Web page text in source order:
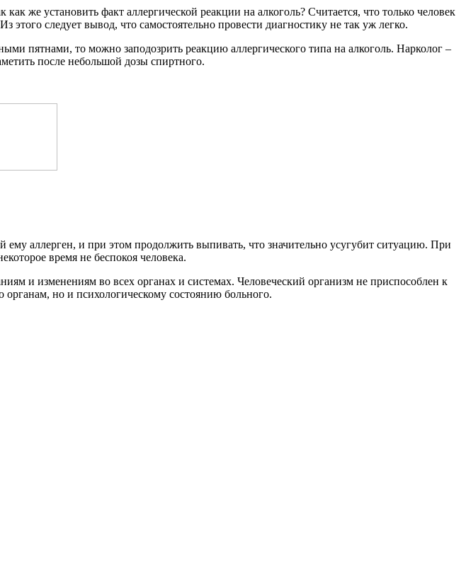
же установить факт аллергической реакции на алкоголь? Считается, что только человек
следует вывод, что самостоятельно провести диагностику не так уж легко.
пятнами, то можно заподозрить реакцию аллергического типа на алкоголь. Нарколог –
после небольшой дозы спиртного.
аллерген, и при этом продолжить выпивать, что значительно усугубит ситуацию. При
время не беспокоя человека.
и изменениям во всех органах и системах. Человеческий организм не приспособлен к
органам, но и психологическому состоянию больного.